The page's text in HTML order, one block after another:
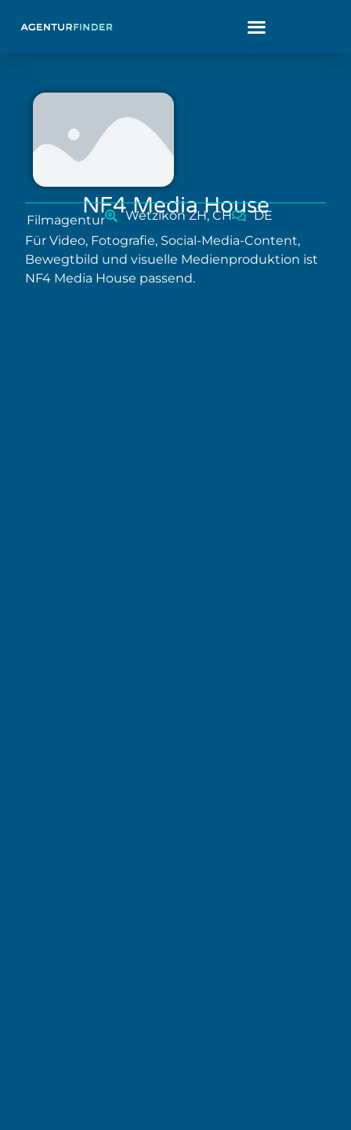
NF4 Media House
Filmagentur Wetzikon ZH, CH
DE
Für Video, Fotografie, Social-Media-Content,
Bewegtbild und visuelle Medienproduktion ist
NF4 Media House passend.